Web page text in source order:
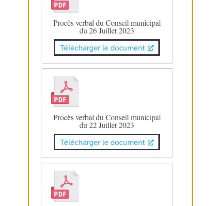
Procès verbal du Conseil municipal
du 26 Juillet 2023
Télécharger le document
Procès verbal du Conseil municipal
du 22 Juillet 2023
Télécharger le document